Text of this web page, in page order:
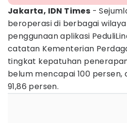
Jakarta, IDN Times -
beroperasi di berbagai
penggunaan aplikasi
catatan Kementerian
tingkat kepatuhan
belum mencapai 100
91,86 persen.